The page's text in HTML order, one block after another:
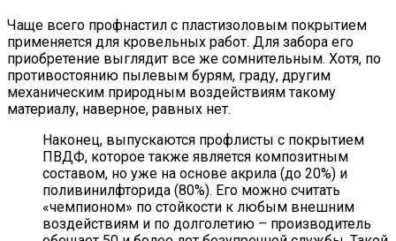
Чаще всего профнастил с пластизоловым покрытием
применяется для кровельных работ. Для забора его
приобретение выглядит все же сомнительным. Хотя, по
противостоянию пылевым бурям, граду, другим
механическим природным воздействиям такому
материалу, наверное, равных нет.
Наконец, выпускаются профлисты с покрытием
ПВДФ, которое также является композитным
составом, но уже на основе акрила (до 20%) и
поливинилфторида (80%). Его можно считать
«чемпионом» по стойкости к любым внешним
воздействиям и по долголетию – производитель